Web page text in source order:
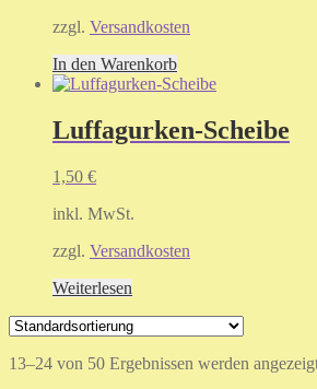
zzgl. Versandkosten
In den Warenkorb
Luffagurken-Scheibe
1,50 €
inkl. MwSt.
zzgl. Versandkosten
Weiterlesen
13–24 von 50 Ergebnissen werden